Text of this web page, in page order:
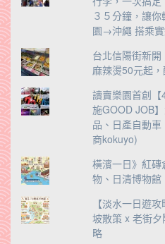
３５分鐘，讓
園→沖繩 搭乘實
台北信陽街新開
麻辣燙50元起
讀賣樂園首創
施GOOD JOB
品、日產自動
商kokuyo)
橫濱一日》紅
物、日清博物
【淡水一日遊
坡散策 x 老街
略